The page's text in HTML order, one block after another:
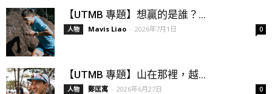
【UTMB 專題】想贏的是誰？...
人物 Mavis Liao - 2026年7月1日 0
【UTMB 專題】山在那裡，越...
人物 鄭匡寓 - 2026年6月27日 0